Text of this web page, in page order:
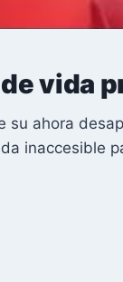
vida
su ahora
inaccesible